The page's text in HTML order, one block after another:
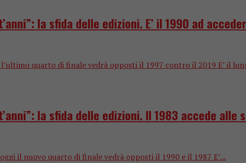
la sfida delle edizioni. E’ il 1990 ad
quarto di finale vedrà opposti il 1997 contro il 2019 E’ il
la sfida delle edizioni. Il 1983 accede
il nuovo quarto di finale vedrà opposti il 1990 e il 1987 E’...